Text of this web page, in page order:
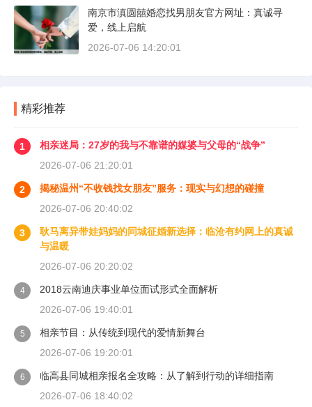
南京市滇圆囍婚恋找男朋友官方网址：真诚寻
爱，线上启航
2026-07-06 14:20:01
精彩推荐
1
相亲迷局：27岁的我与不靠谱的媒婆与父母的“战争”
2026-07-06 21:20:01
2
揭秘温州“不收钱找女朋友”服务：现实与幻想的碰撞
2026-07-06 20:40:02
3
耿马离异带娃妈妈的同城征婚新选择：临沧有约网上的真诚
与温暖
2026-07-06 20:20:02
4
2018云南迪庆事业单位面试形式全面解析
2026-07-06 19:40:01
5
相亲节目：从传统到现代的爱情新舞台
2026-07-06 19:20:01
6
临高县同城相亲报名全攻略：从了解到行动的详细指南
2026-07-06 18:40:02